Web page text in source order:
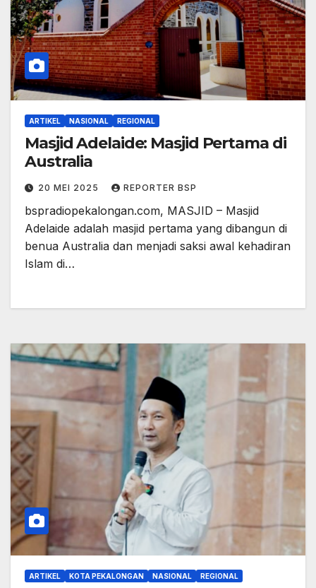
ARTIKEL NASIONAL REGIONAL
Masjid Adelaide: Masjid Pertama di
Australia
20 MEI 2025 REPORTER BSP
bspradiopekalongan.com, MASJID – Masjid
Adelaide adalah masjid pertama yang dibangun di
benua Australia dan menjadi saksi awal kehadiran
Islam di…
ARTIKEL KOTA PEKALONGAN NASIONAL REGIONAL